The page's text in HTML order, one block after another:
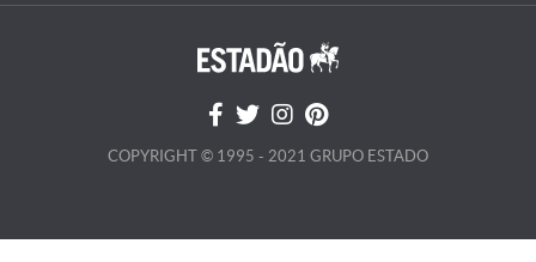
COPYRIGHT © 1995 - 2021 GRUPO ESTADO